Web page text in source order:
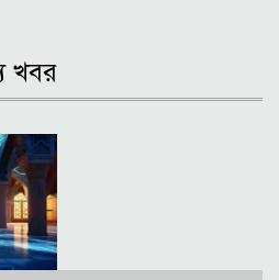
খবর